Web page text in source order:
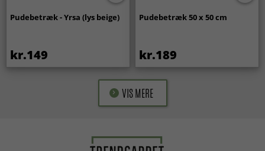
Pudebetræk - Yrsa (lys beige)
kr.149
Pudebetræk 50 x 50 cm
kr.189
VIS MERE